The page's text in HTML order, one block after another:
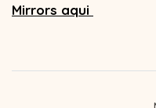
Mirrors aqui